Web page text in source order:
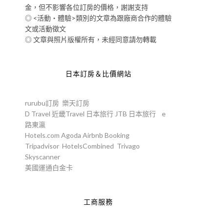
金，但不影響各位訂房的價格，謝謝支持
◎ <活動‧體驗>類別的文章為跟廠商合作的體驗
文或活動徵文
◎ 文章與照片版權所有，未經同意請勿轉載
日本訂房＆比價網站
rurubu訂房 樂天訂房
D Travel 近畿Travel 日本旅行 JTB 日本旅行
e
路東瀛
Hotels.com Agoda Airbnb Booking
Tripadvisor HotelsCombined Trivago
Skyscanner
美國運通白金卡
工商服務